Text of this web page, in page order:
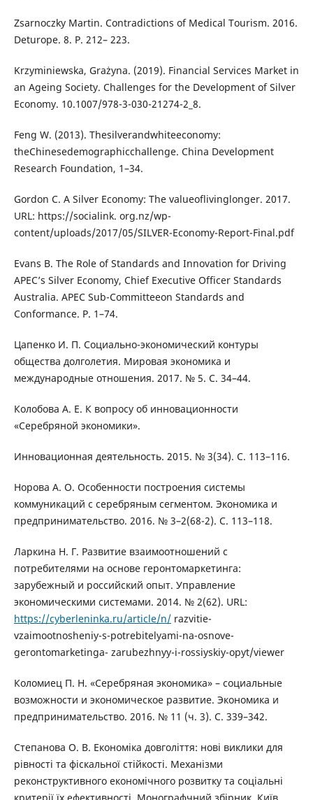
Zsarnoczky Martin. Contradictions of Medical Tourism. 2016.
Deturope. 8. P. 212– 223.
Krzyminiewska, Grażyna. (2019). Financial Services Market in
an Ageing Society. Challenges for the Development of Silver
Economy. 10.1007/978-3-030-21274-2_8.
Feng W. (2013). Thesilverandwhiteeconomy:
theChinesedemographicchallenge. China Development
Research Foundation, 1–34.
Gordon C. A Silver Economy: The valueoflivinglonger. 2017.
URL: https://socialink. org.nz/wp-
content/uploads/2017/05/SILVER-Economy-Report-Final.pdf
Evans B. The Role of Standards and Innovation for Driving
APEC’s Silver Economy, Chief Executive Officer Standards
Australia. APEC Sub-Committeeon Standards and
Conformance. P. 1–74.
Цапенко И. П. Социально-экономический контуры
общества долголетия. Мировая экономика и
международные отношения. 2017. № 5. С. 34–44.
Колобова А. Е. К вопросу об инновационности
«Серебряной экономики».
Инновационная деятельность. 2015. № 3(34). С. 113–116.
Норова А. О. Особенности построения системы
коммуникаций с серебряным сегментом. Экономика и
предпринимательство. 2016. № 3–2(68-2). С. 113–118.
Ларкина Н. Г. Развитие взаимоотношений с
потребителями на основе геронтомаркетинга:
зарубежный и российский опыт. Управление
экономическими системами. 2014. № 2(62). URL:
https://cyberleninka.ru/article/n/razvitie-
vzaimootnosheniy-s-potrebitelyami-na-osnove-
gerontomarketinga- zarubezhnyy-i-rossiyskiy-opyt/viewer
Коломиец П. Н. «Серебряная экономика» – социальные
возможности и экономическое развитие. Экономика и
предпринимательство. 2016. № 11 (ч. 3). С. 339–342.
Степанова О. В. Економіка довголіття: нові виклики для
рівності та фіскальної стійкості. Механізми
реконструктивного економічного розвитку та соціальні